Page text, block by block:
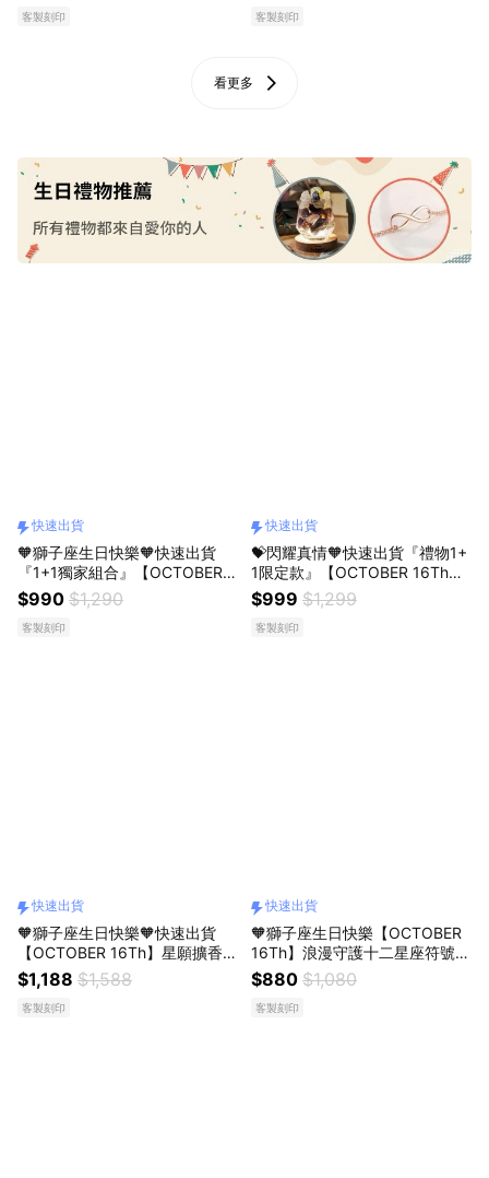
禮物 情人節禮物 女友禮物 客製
客製刻印
禮物 閨蜜禮物 情人節禮物 女友
客製刻印
看更多
快速出貨
🧡獅子座生日快樂🧡快速出貨
『1+1獨家組合』【OCTOBER 1
6Th】鑽石杯祈願擴香水晶組 夜
燈 開運 生日禮物 閨蜜禮物 情人
節禮物 父親節禮物 男友禮物 交
$990 $1,290
客製刻印
快速出貨
💝閃耀真情🧡快速出貨『禮物1+
1限定款』【OCTOBER 16Th】
鈦鋼簡約百搭鋯石手鍊 CRY1141
開運 生日禮物 閨蜜禮物 情人節
禮物 女友禮物 交換禮物 純銀手
$999 $1,299
客製刻印
快速出貨
🧡獅子座生日快樂🧡快速出貨
【OCTOBER 16Th】星願擴香水
晶燈充電款套裝禮盒 夜燈 開運
男生禮物 生日禮物 閨蜜禮物 情
人節禮物 父親節禮物 交換禮物
$1,188 $1,588
客製刻印
快速出貨
🧡獅子座生日快樂【OCTOBER
16Th】浪漫守護十二星座符號項
鍊鎖骨鍊 開運 生日禮物 閨蜜禮
物 情人節禮物 客製化禮物
$880 $1,080
客製刻印